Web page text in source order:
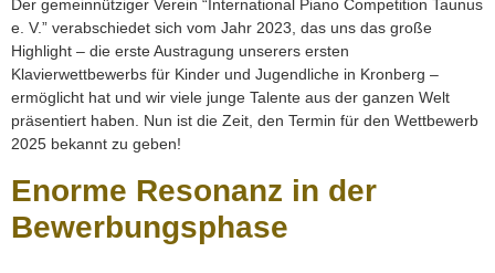
Der gemeinnütziger Verein “International Piano Competition Taunus
e. V.” verabschiedet sich vom Jahr 2023, das uns das große
Highlight – die erste Austragung unserers ersten
Klavierwettbewerbs für Kinder und Jugendliche in Kronberg –
ermöglicht hat und wir viele junge Talente aus der ganzen Welt
präsentiert haben. Nun ist die Zeit, den Termin für den Wettbewerb
2025 bekannt zu geben!
Enorme Resonanz in der
Bewerbungsphase